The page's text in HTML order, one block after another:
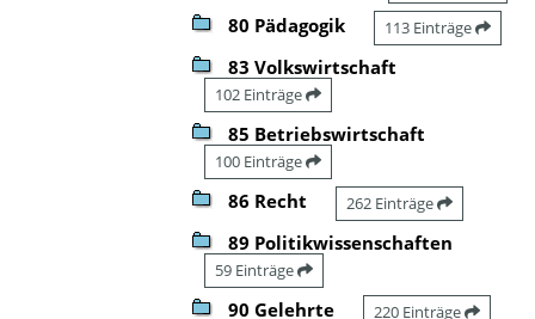
80 Pädagogik 113 Einträge
83 Volkswirtschaft
102 Einträge
85 Betriebswirtschaft
100 Einträge
86 Recht 262 Einträge
89 Politikwissenschaften
59 Einträge
90 Gelehrte 220 Einträge